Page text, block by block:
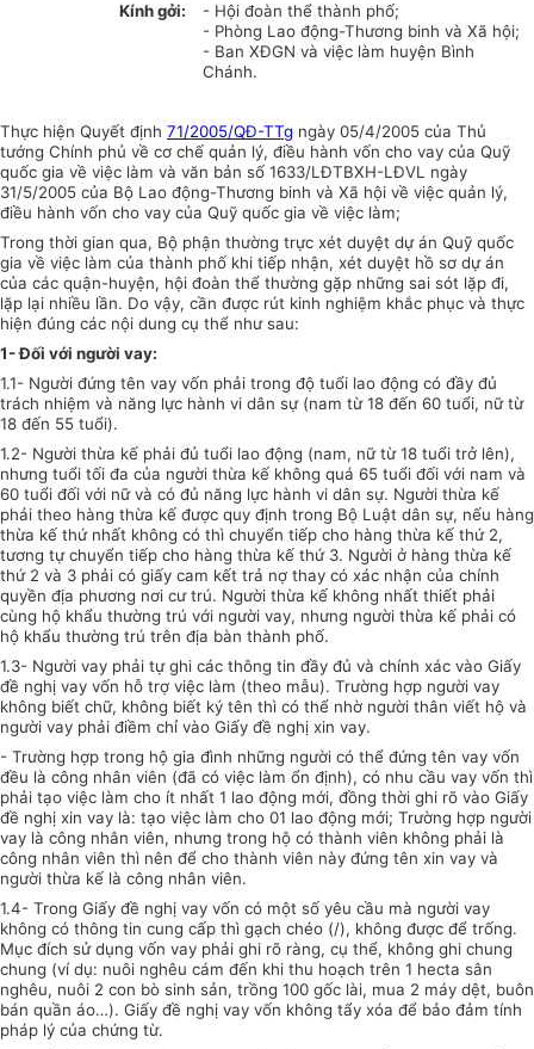
Kính gởi:
- Hội đoàn thể thành phố;
- Phòng Lao động-Thương binh và Xã hội;
- Ban XĐGN và việc làm huyện Bình
Chánh.
Thực hiện Quyết định 71/2005/QĐ-TTg ngày 05/4/2005 của Thủ
tướng Chính phủ về cơ chế quản lý, điều hành vốn cho vay của Quỹ
quốc gia về việc làm và văn bản số 1633/LĐTBXH-LĐVL ngày
31/5/2005 của Bộ Lao động-Thương binh và Xã hội về việc quản lý,
điều hành vốn cho vay của Quỹ quốc gia về việc làm;
Trong thời gian qua, Bộ phận thường trực xét duyệt dự án Quỹ quốc
gia về việc làm của thành phố khi tiếp nhận, xét duyệt hồ sơ dự án
của các quận-huyện, hội đoàn thể thường gặp những sai sót lặp đi,
lặp lại nhiều lần. Do vậy, cần được rút kinh nghiệm khắc phục và thực
hiện đúng các nội dung cụ thể như sau:
1- Đối với người vay:
1.1- Người đứng tên vay vốn phải trong độ tuổi lao động có đầy đủ
trách nhiệm và năng lực hành vi dân sự (nam từ 18 đến 60 tuổi, nữ từ
18 đến 55 tuổi).
1.2- Người thừa kế phải đủ tuổi lao động (nam, nữ từ 18 tuổi trở lên),
nhưng tuổi tối đa của người thừa kế không quá 65 tuổi đối với nam và
60 tuổi đối với nữ và có đủ năng lực hành vi dân sự. Người thừa kế
phải theo hàng thừa kế được quy định trong Bộ Luật dân sự, nếu hàng
thừa kế thứ nhất không có thì chuyển tiếp cho hàng thừa kế thứ 2,
tương tự chuyển tiếp cho hàng thừa kế thứ 3. Người ở hàng thừa kế
thứ 2 và 3 phải có giấy cam kết trả nợ thay có xác nhận của chính
quyền địa phương nơi cư trú. Người thừa kế không nhất thiết phải
cùng hộ khẩu thường trú với người vay, nhưng người thừa kế phải có
hộ khẩu thường trú trên địa bàn thành phố.
1.3- Người vay phải tự ghi các thông tin đầy đủ và chính xác vào Giấy
đề nghị vay vốn hỗ trợ việc làm (theo mẫu). Trường hợp người vay
không biết chữ, không biết ký tên thì có thể nhờ người thân viết hộ và
người vay phải điềm chỉ vào Giấy đề nghị xin vay.
- Trường hợp trong hộ gia đình những người có thể đứng tên vay vốn
đều là công nhân viên (đã có việc làm ổn định), có nhu cầu vay vốn thì
phải tạo việc làm cho ít nhất 1 lao động mới, đồng thời ghi rõ vào Giấy
đề nghị xin vay là: tạo việc làm cho 01 lao động mới; Trường hợp người
vay là công nhân viên, nhưng trong hộ có thành viên không phải là
công nhân viên thì nên để cho thành viên này đứng tên xin vay và
người thừa kế là công nhân viên.
1.4- Trong Giấy đề nghị vay vốn có một số yêu cầu mà người vay
không có thông tin cung cấp thì gạch chéo (/), không được để trống.
Mục đích sử dụng vốn vay phải ghi rõ ràng, cụ thể, không ghi chung
chung (ví dụ: nuôi nghêu cám đến khi thu hoạch trên 1 hecta sân
nghêu, nuôi 2 con bò sinh sản, trồng 100 gốc lài, mua 2 máy dệt, buôn
bán quần áo…). Giấy đề nghị vay vốn không tẩy xóa để bảo đảm tính
pháp lý của chứng từ.